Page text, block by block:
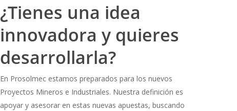
¿Tienes una idea
innovadora y quieres
desarrollarla?
En Prosolmec estamos preparados para los nuevos
Proyectos Mineros e Industriales. Nuestra definición es
apoyar y asesorar en estas nuevas apuestas, buscando